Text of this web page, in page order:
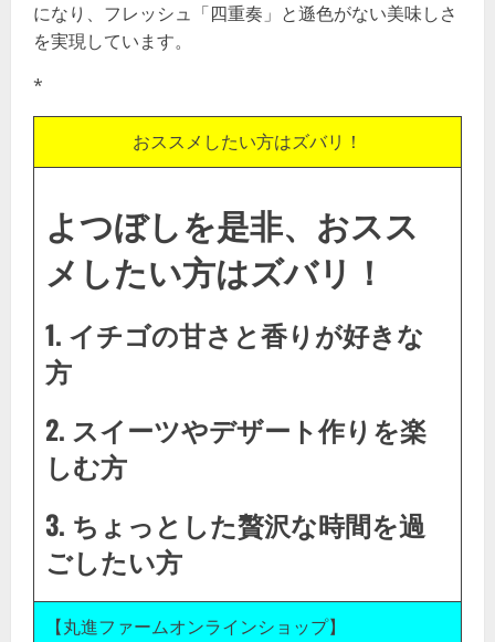
になり、フレッシュ「四重奏」と遜色がない美味しさ
を実現しています。
*
おススメしたい方はズバリ！
よつぼしを是非、おスス
メしたい方はズバリ！
1. イチゴの甘さと香りが好きな
方
2. スイーツやデザート作りを楽
しむ方
3. ちょっとした贅沢な時間を過
ごしたい方
【丸進ファームオンラインショップ】